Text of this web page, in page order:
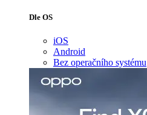
Dle OS
iOS
Android
Bez operačního systému